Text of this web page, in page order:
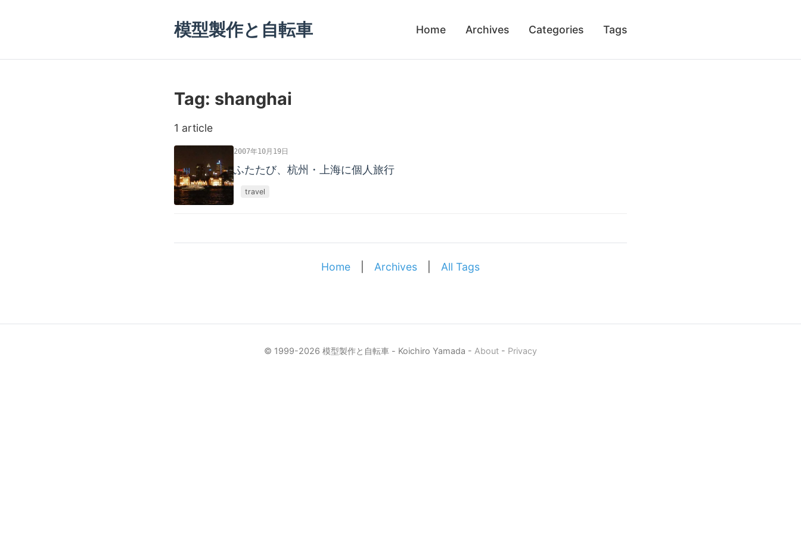
模型製作と自転車 Home Archives Categories Tags
Tag: shanghai
1 article
2007年10月19日
ふたたび、杭州・上海に個人旅行
travel
Home Archives All Tags
© 1999-2026 模型製作と自転車 - Koichiro Yamada - About - Privacy